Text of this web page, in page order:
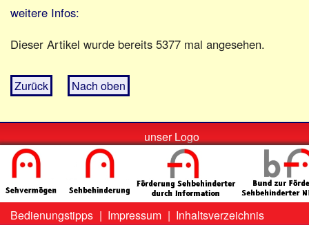
weitere Infos:
Dieser Artikel wurde bereits 5377 mal angesehen.
Zurück Nach oben
unser Logo
Zweit-
Bedienungstipps | Impressum | Inhaltsverzeichnis